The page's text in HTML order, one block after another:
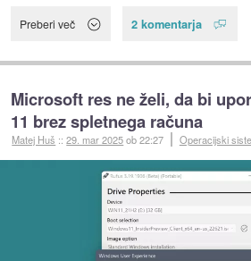
Preberi več 2 komentarja
Microsoft res ne želi, da bi
11 brez spletnega računa
Matej Huš ::29. mar 2025ob 22:27 Operacijski